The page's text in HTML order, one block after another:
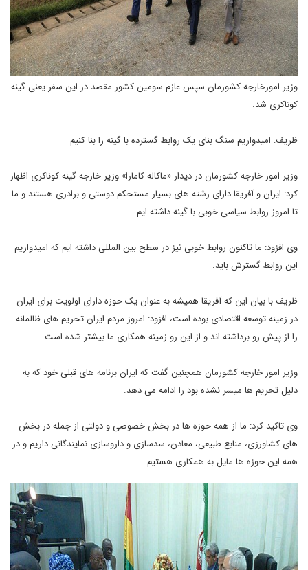
وزیر امورخارجه کشورمان سپس عازم سومین کشور مقصد در این سفر یعنی گینه
کوناکری شد.
ظریف: امیدواریم سنگ بنای یک روابط گسترده با گینه را بنا کنیم
وزیر امور خارجه کشورمان در دیدار «ماکاله کامارا» وزیر خارجه گینه کوناکری اظهار
کرد: ایران و آفریقا دارای رشته های بسیار مستحکم دوستی و برادری هستند و ما
تا امروز روابط سیاسی خوبی با گینه داشته ایم.
وی افزود: ما تاکنون روابط خوبی نیز در سطح بین المللی داشته ایم که امیدواریم
این روابط گسترش باید.
ظریف با بیان این که آفریقا همیشه به عنوان یک حوزه دارای اولویت برای ایران
در زمینه توسعه اقتصادی بوده است، افزود: امروز مردم ایران تحریم های ظالمانه
را از پیش رو برداشته اند و از این رو زمینه همکاری ما بیشتر شده است.
وزیر امور خارجه کشورمان همچنین گفت که ایران برنامه های قبلی خود که به
دلیل تحریم ها میسر نشده بود را ادامه می دهد.
وی تاکید کرد: ما از همه حوزه ها در بخش خصوصی و دولتی از جمله در بخش
های کشاورزی، منابع طبیعی، معادن، سدسازی و داروسازی نمایندگانی داریم و در
همه این حوزه ها مایل به همکاری هستیم.